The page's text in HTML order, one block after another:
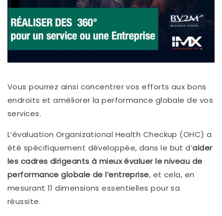
Vous pourrez ainsi concentrer vos efforts aux bons
endroits et améliorer la performance globale de vos
services.
L’évaluation Organizational Health Checkup (OHC) a
été spécifiquement développée, dans le but d’aider
les cadres dirigeants à mieux évaluer le niveau de
performance globale de l’entreprise, et cela, en
mesurant 11 dimensions essentielles pour sa
réussite.